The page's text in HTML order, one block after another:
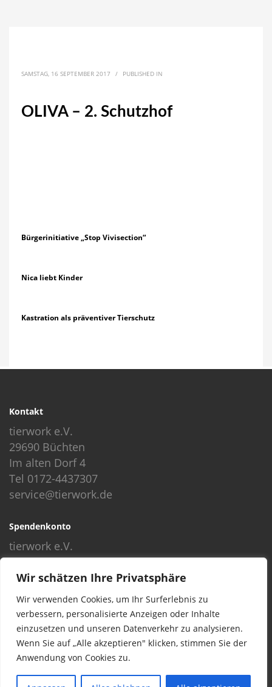
Wir schätzen Ihre Privatsphäre
Wir verwenden Cookies, um Ihr Surferlebnis zu
verbessern, personalisierte Anzeigen oder Inhalte
einzusetzen und unseren Datenverkehr zu analysieren.
Wenn Sie auf „Alle akzeptieren" klicken, stimmen Sie der
Anwendung von Cookies zu.
SAMSTAG, 16 SEPTEMBER 2017 / PUBLISHED IN
OLIVA – 2. Schutzhof
Bürgerinitiative „Stop Vivisection“
Nica liebt Kinder
Kastration als präventiver Tierschutz
Kontakt
tierwork e.V.
29690 Büchten
Im alten Dorf 4
Tel 0172-4437307
service@tierwork.de
Spendenkonto
tierwork e.V.
Volksbank
BLZ: 24060300
Konto: 4902218000
IBAN: DE68240603004902218000
BIC: GENODEF1NBU
© 2016 Copyright by tierwork. All rights reserved.